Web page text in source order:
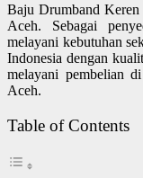
Baju Drumband
Aceh. Sebagai
melayani kebutuhan
Indonesia dengan
melayani pembelian
Aceh.
Table of Contents